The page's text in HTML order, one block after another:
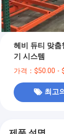
헤비 듀티 맞춤
기 시스템
가격：$50.00 -
최고